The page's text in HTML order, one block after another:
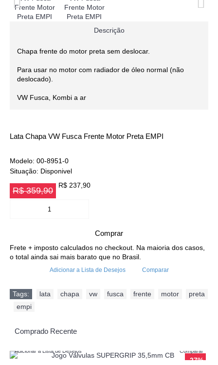
Descrição
Chapa frente do motor preta sem deslocar.
Para usar no motor com radiador de óleo normal (não
deslocado).
VW Fusca, Kombi a ar
Lata Chapa VW Fusca Frente Motor Preta EMPI
Modelo: 00-8951-0
Situação: Disponivel
R$ 359,90
R$ 237,90
Comprar
Frete + imposto calculados no checkout. Na maioria dos casos,
o total ainda sai mais barato que no Brasil.
Adicionar a Lista de Desejos Comparar
Tags: lata chapa vw fusca frente motor
preta
empi
Comprado Recente
-27%
Adicionar a Lista de Desejos Comparar